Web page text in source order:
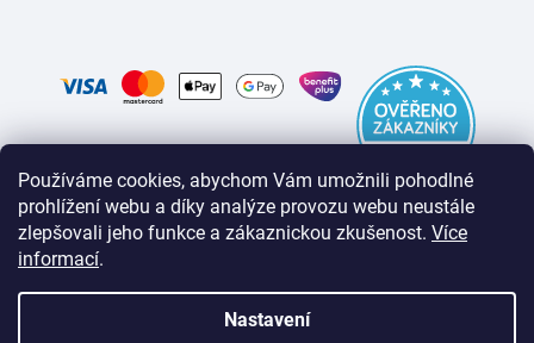
Používáme cookies, abychom Vám umožnili pohodlné
prohlížení webu a díky analýze provozu webu neustále
zlepšovali jeho funkce a zákaznickou zkušenost. Více
informací.
Nastavení